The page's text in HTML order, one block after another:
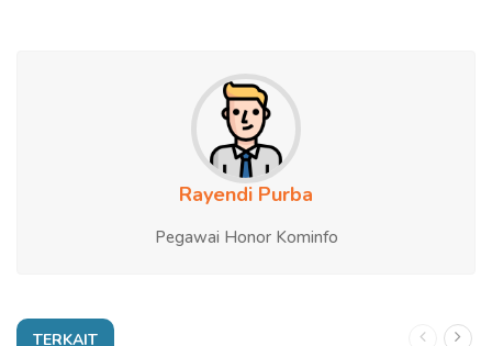
Rayendi Purba
Pegawai Honor Kominfo
TERKAIT